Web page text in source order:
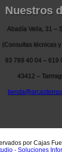
Nuestros
Abadía Vella, 31 –
(Consultas técnicas
93 789 40 04 – 619
43412 –
por Cajas
- Soluciones